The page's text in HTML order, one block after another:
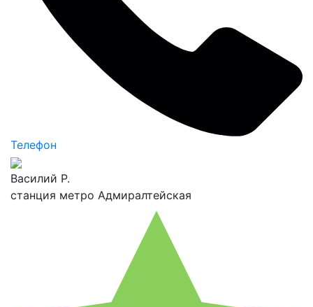
Телефон
Василий Р.
станция метро Адмиралтейская